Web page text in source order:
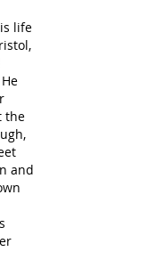
life
the
and